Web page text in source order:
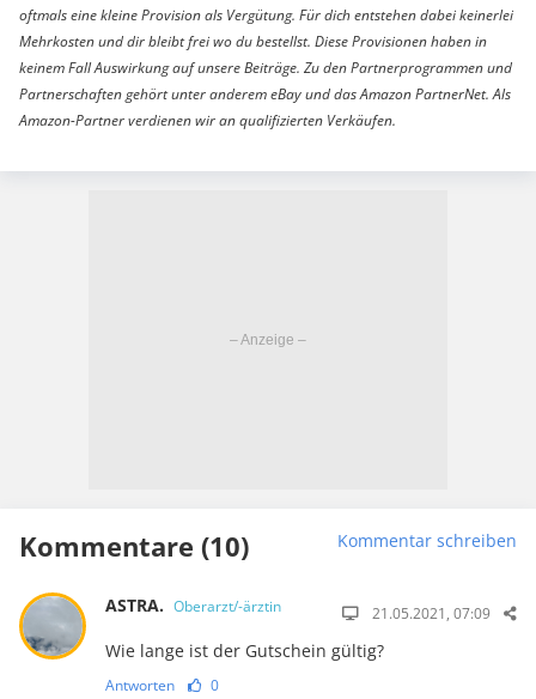
oftmals eine kleine Provision als Vergütung. Für dich entstehen dabei keinerlei
Mehrkosten und dir bleibt frei wo du bestellst. Diese Provisionen haben in
keinem Fall Auswirkung auf unsere Beiträge. Zu den Partnerprogrammen und
Partnerschaften gehört unter anderem eBay und das Amazon PartnerNet. Als
Amazon-Partner verdienen wir an qualifizierten Verkäufen.
Kommentare (10) Kommentar schreiben
ASTRA. Oberarzt/-ärztin 21.05.2021, 07:09
Wie lange ist der Gutschein gültig?
Antworten 0